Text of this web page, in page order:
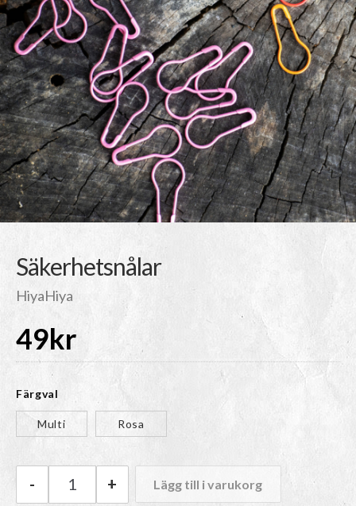
Säkerhetsnålar
HiyaHiya
49kr
Färgval
Multi Rosa
HiyaHiya Säkerhetsnålar mängd
- + Lägg till i varukorg